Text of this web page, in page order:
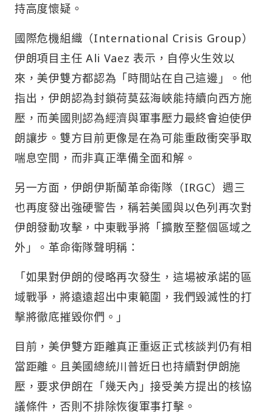
持高度懷疑。
國際危機組織（International Crisis Group）
伊朗項目主任 Ali Vaez 表示，自停火生效以
來，美伊雙方都認為「時間站在自己這邊」。他
指出，伊朗認為封鎖荷莫茲海峽能持續向西方施
壓，而美國則認為經濟與軍事壓力最終會迫使伊
朗讓步。雙方目前更像是在為可能重啟衝突爭取
喘息空間，而非真正準備全面和解。
另一方面，伊朗伊斯蘭革命衛隊（IRGC）週三
也再度發出強硬警告，稱若美國與以色列再次對
伊朗發動攻擊，中東戰爭將「擴散至整個區域之
外」。革命衛隊聲明稱：
「如果對伊朗的侵略再次發生，這場被承諾的區
域戰爭，將遠遠超出中東範圍，我們毀滅性的打
擊將徹底摧毀你們。」
目前，美伊雙方距離真正重返正式核談判仍有相
當距離。且美國總統川普近日也持續對伊朗施
壓，要求伊朗在「幾天內」接受美方提出的核協
議條件，否則不排除恢復軍事打擊。